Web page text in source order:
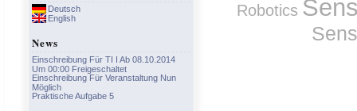
Robotics
Deutsch
English
News
Einschreibung Für TI I Ab 08.10.2014
Um 00:00 Freigeschaltet
Einschreibung Für Veranstaltung Nun
Möglich
Praktische Aufgabe 5